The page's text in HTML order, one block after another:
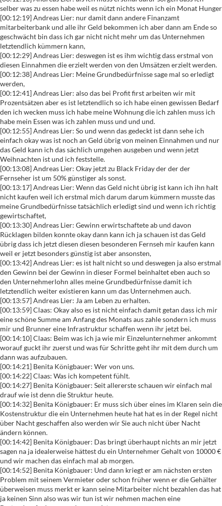
selber was zu essen habe weil es nützt nichts wenn ich ein Monat Hunger
[00:12:19] Andreas Lier: nur damit dann andere Finanzamt
mitarbeiterbank und alle ihr Geld bekommen ich aber dann am Ende so
geschwächt bin dass ich gar nicht nicht mehr um das Unternehmen
letztendlich kümmern kann,
[00:12:29] Andreas Lier: deswegen ist es ihm wichtig dass erstmal von
diesen Einnahmen die erzielt werden von den Umsätzen erzielt werden.
[00:12:38] Andreas Lier: Meine Grundbedürfnisse sage mal so erledigt
werden,
[00:12:41] Andreas Lier: also das bei Profit first arbeiten wir mit
Prozentsätzen aber es ist letztendlich so ich habe einen gewissen Bedarf
den ich wecken muss ich habe meine Wohnung die ich zahlen muss ich
habe mein Essen was ich zahlen muss und und und.
[00:12:55] Andreas Lier: So und wenn das gedeckt ist dann sehe ich
einfach okay was ist noch an Geld übrig von meinen Einnahmen und nur
das Geld kann ich das sächlich umgehen ausgeben und wenn jetzt
Weihnachten ist und ich feststelle.
[00:13:08] Andreas Lier: Okay jetzt zu Black Friday der der der
Fernseher ist um 50% günstiger als sonst.
[00:13:17] Andreas Lier: Wenn das Geld nicht übrig ist kann ich ihn halt
nicht kaufen weil ich erstmal mich darum darum kümmern musste das
meine Grundbedürfnisse tatsächlich erledigt sind und wenn ich richtig
gewirtschaftet,
[00:13:30] Andreas Lier: Gewinn erwirtschaftete ab und davon
Rücklagen bilden konnte okay dann kann ich ja schauen ist das Geld
übrig dass ich jetzt diesen diesen besonderen Fernseh mir kaufen kann
weil er jetzt besonders günstig ist aber ansonsten,
[00:13:42] Andreas Lier: es ist halt nicht so und deswegen ja also erstmal
den Gewinn bei der Gewinn in dieser Formel beinhaltet eben auch so
den Unternehmerlohn alles meine Grundbedürfnisse damit ich
letztendlich weiter existieren kann um das Unternehmen auch.
[00:13:57] Andreas Lier: Ja am Leben zu erhalten.
[00:13:59] Claas: Okay also es ist nicht einfach damit getan dass ich mir
eine schöne Summe am Anfang des Monats aus zahle sondern ich muss
mir und Brunner eine Infrastruktur schaffen wenn ihr jetzt bei.
[00:14:10] Claas: Beim was ich ja wie mir Einzelunternehmer ankommt
worauf guckt ihr zuerst und was für Schritte geht ihr mit dem durch um
dann was aufzubauen.
[00:14:21] Benita Königbauer: Wer von uns.
[00:14:22] Claas: Was ich kompetent fühlt.
[00:14:27] Benita Königbauer: Seit allererste schauen wir einfach mal
drauf wie ist denn die Struktur heute.
[00:14:32] Benita Königbauer: Er muss sich über eines im Klaren sein die
Kostenstruktur die ein Unternehmen heute hat hat es in der Regel nicht
über Nacht geschaffen also werden wir Sie auch nicht über Nacht
ändern können.
[00:14:42] Benita Königbauer: Das bringt überhaupt nichts an mir jetzt
sagen na ja idealerweise hättest du ein Unternehmer Gehalt von 10000 €
und wir machen das einfach mal ab morgen.
[00:14:52] Benita Königbauer: Und dann kriegt er am nächsten ersten
Problem mit seinem Vermieter oder schon früher wenn er die Gehälter
überweisen muss merkt er kann seine Mitarbeiter nicht bezahlen das hat
ja keinen Sinn also was wir tun ist wir nehmen machen eine